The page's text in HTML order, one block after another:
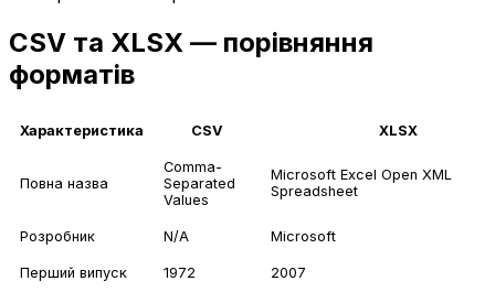
CSV та XLSX — порівняння
форматів
Характеристика CSV XLSX
Повна назва
Comma-
Separated
Values
Microsoft Excel Open XML
Spreadsheet
Розробник N/A Microsoft
Перший випуск 1972 2007